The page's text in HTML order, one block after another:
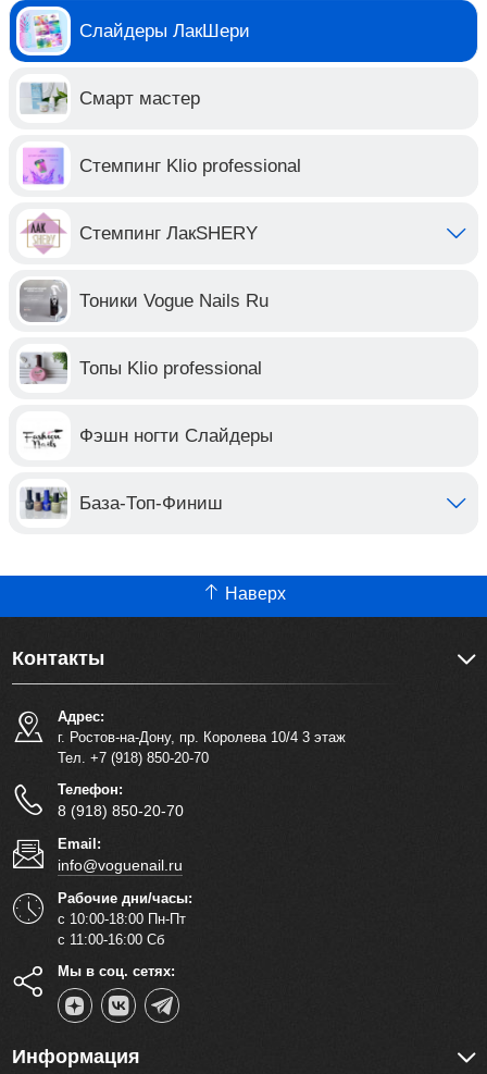
Слайдеры ЛакШери
Смарт мастер
Стемпинг Klio professional
Стемпинг ЛакSHERY
Тоники Vogue Nails Ru
Топы Klio professional
Фэшн ногти Слайдеры
База-Топ-Финиш
Наверх
Контакты
Адрес:
г. Ростов-на-Дону, пр. Королева 10/4 3 этаж
Тел. +7 (918) 850-20-70
Телефон:
8 (918) 850-20-70
Email:
info@voguenail.ru
Рабочие дни/часы:
с 10:00-18:00 Пн-Пт
с 11:00-16:00 Сб
Мы в соц. сетях:
Информация